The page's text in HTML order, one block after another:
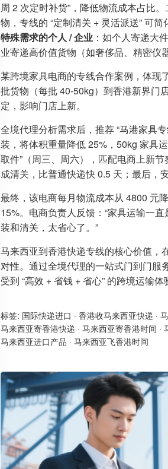
周 2 次定时补货”，降低物流成本占比。
物，专线的 “定制清关 + 灵活派送” 可
特殊需求的个人 / 企业 ：如个人寄递大
业寄递高价值货物（如奢侈品、精密仪
某跨境家具电商的专线合作案例，体现
批货物（每批 40-50kg）到香港新界门
定，影响门店上新。
全境代理分析需求后，推荐 “马港家具
装，将体积重量降低 25%，50kg 家具
取件”（周三、周六），匹配电商上新
成清关，比普通快递快 0.5 天；最后，
最终，该电商每月物流成本从 4800 元
15%。电商负责人反馈：“家具运输一
装和清关，太省心了。”
马来西亚到香港快递专线的核心价值，
对性。通过全境代理的一站式门到门服
受到 “高效 + 省钱 + 省心” 的跨境运输
标签: 国际快递进口 · 香港收马来西亚快递 ·
马来西亚寄香港快递 · 马来西亚寄香港时间 ·
马来西亚进口产品 · 马来西亚飞香港时间